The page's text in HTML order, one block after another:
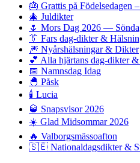
🎂 Grattis på Födelsedagen
🎄 Juldikter
🌷 Mors Dag 2026 —
👔 Fars dag-dikter &
🎆 Nyårshälsningar & Dikter
💕 Alla hjärtans dag-dikter
📅 Namnsdag Idag
🐣 Påsk
🕯️ Lucia
🥃 Snapsvisor 2026
☀️ Glad Midsommar 2026
🔥 Valborgsmässoafton
🇸🇪 Nationaldagsdikter &